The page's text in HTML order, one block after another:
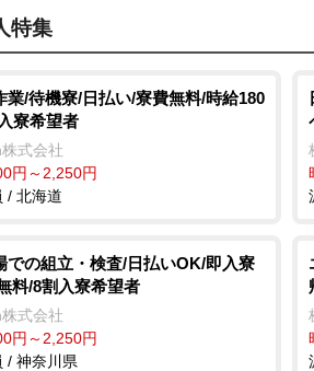
特集
業/待機寮/日払い/寮費無料/時給180
寮希望者
式会社
円～2,250円
/ 北海道
での組立・検査/日払いOK/即入寮
料/8割入寮希望者
式会社
円～2,250円
/ 神奈川県